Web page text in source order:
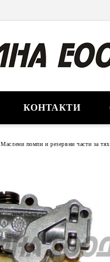
КОНТАКТИ
Маслени помпи и резервни части за тях